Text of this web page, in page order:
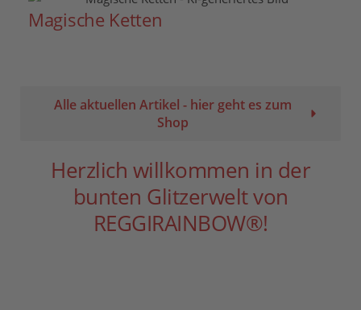
Magische Ketten
Alle aktuellen Artikel - hier geht es zum
Shop
Herzlich willkommen in der
bunten Glitzerwelt von
REGGIRAINBOW®!